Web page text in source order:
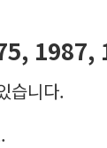
1987,
습니다.